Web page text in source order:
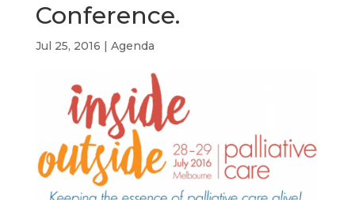
Conference.
Jul 25, 2016 | Agenda